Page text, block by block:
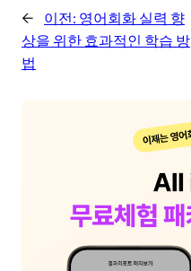
← 이전: 영어회화 실력 향
상을 위한 효과적인 학습 방
법